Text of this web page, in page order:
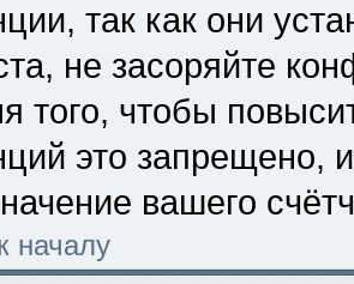
так как они
не засоряйте
того, чтобы
это запрещено,
вашего
началу